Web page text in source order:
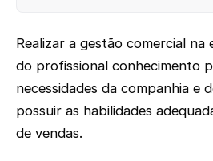
Realizar a gestão comercial na
do profissional conhecimento
necessidades da companhia e
possuir as habilidades
de vendas.